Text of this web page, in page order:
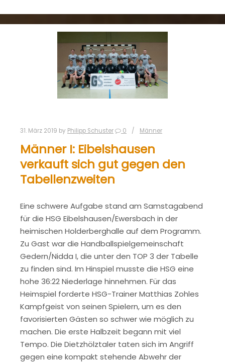
31. März 2019 by Philipp Schuster 0 Männer
Männer I: Eibelshausen
verkauft sich gut gegen den
Tabellenzweiten
Eine schwere Aufgabe stand am Samstagabend
für die HSG Eibelshausen/Ewersbach in der
heimischen Holderberghalle auf dem Programm.
Zu Gast war die Handballspielgemeinschaft
Gedern/Nidda I, die unter den TOP 3 der Tabelle
zu finden sind. Im Hinspiel musste die HSG eine
hohe 36:22 Niederlage hinnehmen. Für das
Heimspiel forderte HSG-Trainer Matthias Zohles
Kampfgeist von seinen Spielern, um es den
favorisierten Gästen so schwer wie möglich zu
machen. Die erste Halbzeit begann mit viel
Tempo. Die Dietzhölztaler taten sich im Angriff
gegen eine kompakt stehende Abwehr der